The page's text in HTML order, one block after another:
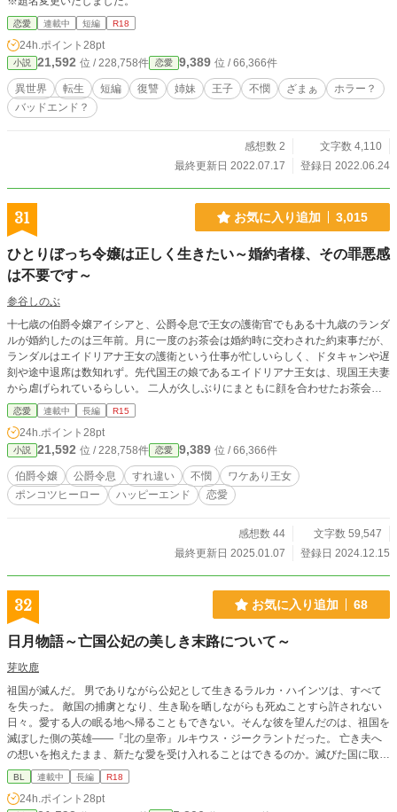
恋愛 連載中 短編 R18
24h.ポイント 28pt
小説 21,592 位 / 228,758件 恋愛 9,389 位 / 66,366件
異世界 転生 短編 復讐 姉妹 王子 不憫 ざまぁ
ホラー？
バッドエンド？
感想数 2
文字数 4,110
最終更新日 2022.07.17
登録日 2022.06.24
31 お気に入り追加 3,015
ひとりぼっち令嬢は正しく生きたい～婚約者様、その罪悪感
は不要です～
参谷しのぶ
十七歳の伯爵令嬢アイシアと、公爵令息で王女の護衛官でもある十九歳のランダ
ルが婚約したのは三年前。月に一度のお茶会は婚約時に交わされた約束事だが、
ランダルはエイドリアナ王女の護衛という仕事が忙しいらしく、ドタキャンや遅
刻や途中退席は数知れず。先代国王の娘であるエイドリアナ王女は、現国王夫妻
から虐げられているらしい。 二人が久しぶりにまともに顔を合わせたお茶会
で、ランダルの口から出た言葉は「誰よりも大切なエイドリアナ王女の、十七歳
のデビュタントのために君の宝石を貸してほしい」で──。 アイシアはじっとラ
ンダル様を見つめる。 「忘れていらっしゃるようなので申し上げますけれど」
「何だ？」 「私も、エイドリアナ王女殿下と同じ十七歳なんです」 「は？」
「ですから、私もデビュタントなんです。フォレット伯爵家のジュエリーセット
をお貸しすることは構わないにしても、大舞踏会でランダル様がエスコートして
くださらないと私、ひとりぼっちなんですけど」 婚約者にデビュタントのエス
と婚約した理由』を思い出した。三年前に両親と弟がいっぺんに亡くなり唯一の
相続人となった自分が、国中の『ろくでなし』からロックオンされたことを。領
ってほしいなんて、欲張りになっていた自分が恥ずかしい！」 初心に返ったア
イシアは、立派にひとりぼっちのデビュタントを乗り切ろうと心に誓う。それど
ころか、エイドリアナ王女のデビュタントを成功させるため、全力でランダルを
支援し始めて──。 （あれ？ ランダル様が罪悪感に駆られているように見える
のは、私の気のせいよね？） ★小説家になろう様にも投稿しました★
恋愛 連載中 長編 R15
24h.ポイント 28pt
小説 21,592 位 / 228,758件 恋愛 9,389 位 / 66,366件
伯爵令嬢 公爵令息 すれ違い 不憫
ワケあり王女
ポンコツヒーロー
ハッピーエンド 恋愛
感想数 44
文字数 59,547
最終更新日 2025.01.07
登録日 2024.12.15
32 お気に入り追加 68
日月物語～亡国公妃の美しき末路について～
芽吹鹿
祖国が滅んだ。 男でありながら公妃として生きるラルカ・ハインツは、すべて
を失った。 敵国の捕虜となり、生き恥を晒しながらも死ぬことすら許されない
日々。愛する人の眠る地へ帰ることもできない。そんな彼を望んだのは、祖国を
滅ぼした側の英雄――『北の皇帝』ルキウス・ジークラントだった。 亡き夫へ
の想いを抱えたまま、新たな愛を受け入れることはできるのか。滅びた国に取り
残された未亡人が、もう一度、居場所を見つけるまでの物語。 公爵家当主 × 亡
国の未亡人 ※残酷描写・男性妊娠、出産描写あり
BL 連載中 長編 R18
24h.ポイント 28pt